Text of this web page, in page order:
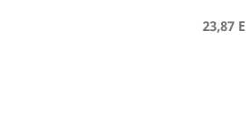
23,87